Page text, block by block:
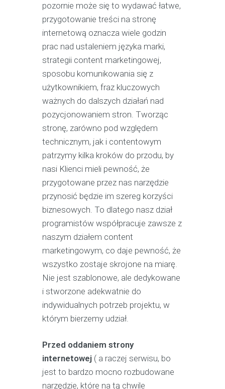
pozornie może się to wydawać łatwe,
przygotowanie treści na stronę
internetową oznacza wiele godzin
prac nad ustaleniem języka marki,
strategii content marketingowej,
sposobu komunikowania się z
użytkownikiem, fraz kluczowych
ważnych do dalszych działań nad
pozycjonowaniem stron. Tworząc
stronę, zarówno pod względem
technicznym, jak i contentowym
patrzymy kilka kroków do przodu, by
nasi Klienci mieli pewność, że
przygotowane przez nas narzędzie
przynosić będzie im szereg korzyści
biznesowych. To dlatego nasz dział
programistów współpracuje zawsze z
naszym działem content
marketingowym, co daje pewność, że
wszystko zostaje skrojone na miarę.
Nie jest szablonowe, ale dedykowane
i stworzone adekwatnie do
indywidualnych potrzeb projektu, w
którym bierzemy udział.
Przed oddaniem strony
internetowej ( a raczej serwisu, bo
jest to bardzo mocno rozbudowane
narzędzie, które na tą chwile